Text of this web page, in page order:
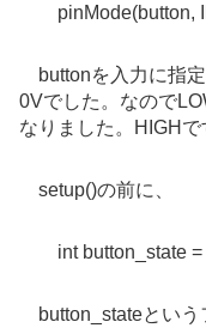
pinMode(button,
buttonを入力に指
0Vでした。なので
なりました。HIGHで
setup()の前に、
int button_state =
button_stateという